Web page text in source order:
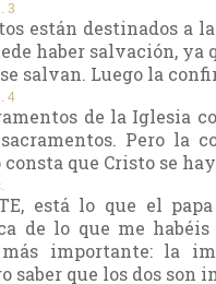
3
están destinados a
haber salvación, ya
salvan. Luego la
4
de la Iglesia
Pero la
consta que Cristo se
está lo que el
de lo que me
más importante: la
saber que los dos son